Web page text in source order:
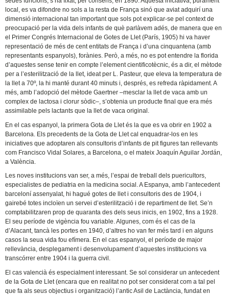
local, es va difondre no sols a la resta de França sinó que aviat adquirí una
dimensió internacional tan important que sols pot explicar-se pel context de
preocupació per la vida dels infants de què parlàvem adés, de manera que en
el Primer Congrés Internacional de Gotes de Llet (París, 1905) hi va haver
representació de més de cent entitats de França i d’una cinquantena (amb
representants espanyols), forànies. Però, a més, no es pot entendre la florida
d’aquestes sense tenir en compte l’element cientificotècnic, és a dir, el mètode
per a l’esterilització de la llet, ideat per L. Pasteur, que eleva la temperatura de
la llet a 70º, la hi manté durant 40 minuts i, després, es refreda ràpidament. A
més, amb l’adopció del mètode Gaertner –mesclar la llet de vaca amb un
complex de lactosa i clorur sòdic–, s’obtenia un producte final que era més
assimilable pels lactants que la llet de vaca original.
En el cas espanyol, la primera Gota de Llet és la que es va obrir en 1902 a
Barcelona. Els precedents de la Gota de Llet cal enquadrar-los en les
iniciatives que adoptaren als consultoris d’infants de pit figures tan rellevants
com Francisco Vidal Solares, a Barcelona, o el mateix Joaquín Aguilar Jordán,
a València.
Les noves institucions van ser, a més, l’espai de treball dels puericultors,
especialistes de pediatria en la medicina social. A Espanya, amb l’antecedent
barceloní assenyalat, hi hagué gotes de llet i consultoris des de 1904, i
gairebé totes incloïen un servei d’esterilització i de repartiment de llet. Se’n
comptabilitzaren prop de quaranta des dels seus inicis, en 1902, fins a 1928.
El seu període de vigència fou variable. Algunes, com és el cas de la
d’Alacant, tancà les portes en 1940, d’altres ho van fer més tard i en alguns
casos la seua vida fou efímera. En el cas espanyol, el període de major
rellevància, desplegament i desenvolupament d’aquestes institucions va
transcórrer entre 1904 i la guerra civil.
El cas valencià és especialment interessant. Se sol considerar un antecedent
de la Gota de Llet (encara que en realitat no pot ser considerat com a tal pel
que fa als seus objectius i organització) l’antic Asil de Lactància, fundat en